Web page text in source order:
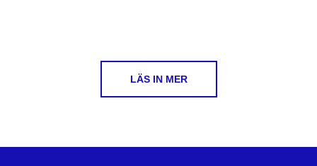
LÄS IN MER